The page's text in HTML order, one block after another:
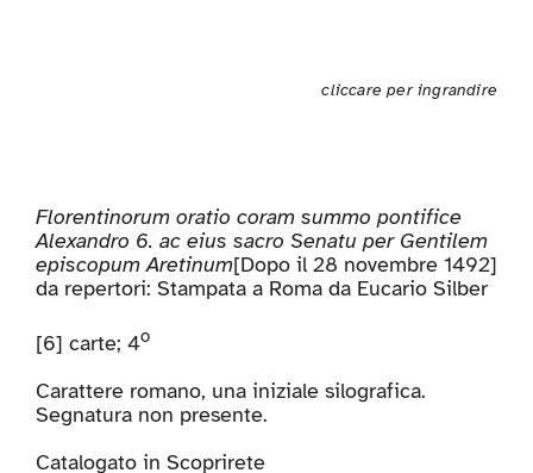
cliccare per ingrandire
Florentinorum oratio coram summo pontifice
Alexandro 6. ac eius sacro Senatu per Gentilem
episcopum Aretinum[Dopo il 28 novembre 1492]
da repertori: Stampata a Roma da Eucario Silber
[6] carte; 4o
Carattere romano, una iniziale silografica.
Segnatura non presente.
Catalogato in Scoprirete